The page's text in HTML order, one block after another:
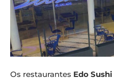
Os restaurantes Edo Sushi